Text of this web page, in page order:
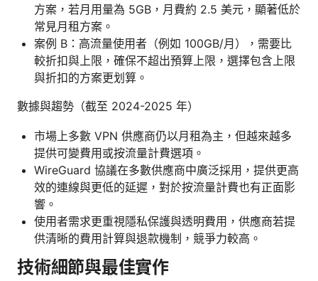
方案，若月用量為 5GB，月費約 2.5 美元，顯著低於
常見月租方案。
案例 B：高流量使用者（例如 100GB/月），需要比
較折扣與上限，確保不超出預算上限，選擇包含上限
與折扣的方案更划算。
數據與趨勢（截至 2024-2025 年）
市場上多數 VPN 供應商仍以月租為主，但越來越多
提供可變費用或按流量計費選項。
WireGuard 協議在多數供應商中廣泛採用，提供更高
效的連線與更低的延遲，對於按流量計費也有正面影
響。
使用者需求更重視隱私保護與透明費用，供應商若提
供清晰的費用計算與退款機制，競爭力較高。
技術細節與最佳實作